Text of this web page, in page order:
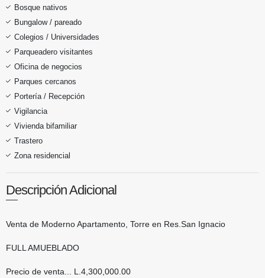
Bosque nativos
Bungalow / pareado
Colegios / Universidades
Parqueadero visitantes
Oficina de negocios
Parques cercanos
Portería / Recepción
Vigilancia
Vivienda bifamiliar
Trastero
Zona residencial
Descripción Adicional
Venta de ​Moderno Apartamento, Torre en Res.San Ignacio
FULL AMUEBLADO
Precio de venta... L.4,300,000.00